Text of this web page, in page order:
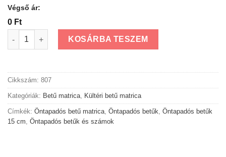
Végső ár:
0 Ft
Öntapadós kültéri betű matrica 15 cm mennyiség
KOSÁRBA TESZEM
Cikkszám: 807
Kategóriák: Betű matrica Kültéri betű matrica
Címkék: Öntapadós betű matrica Öntapadós betűk Öntapadós betűk
15 cm Öntapadós betűk és számok